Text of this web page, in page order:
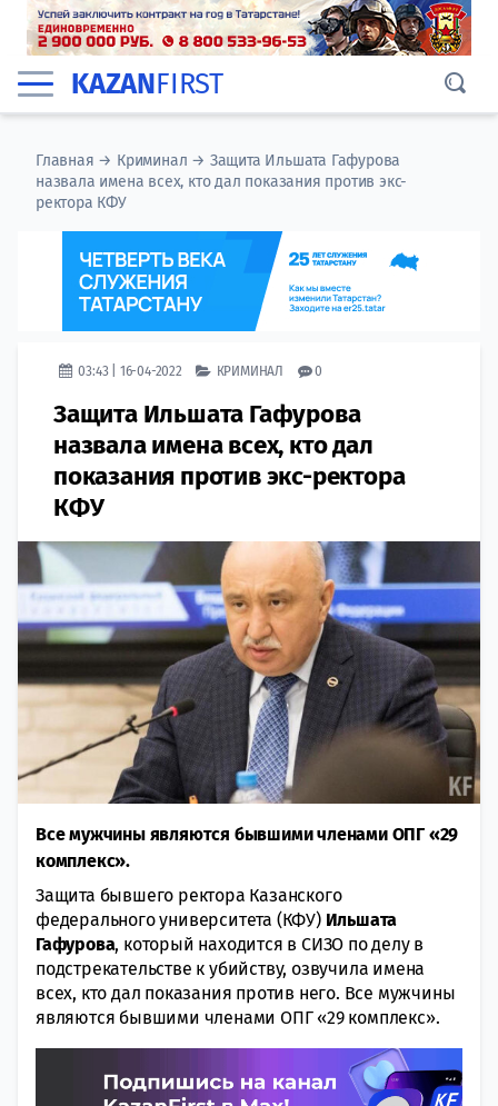
KAZANFIRST
Главная → Криминал → Защита Ильшата Гафурова
назвала имена всех, кто дал показания против экс-
ректора КФУ
03:43 | 16-04-2022 КРИМИНАЛ 0
Защита Ильшата Гафурова
назвала имена всех, кто дал
показания против экс-ректора
КФУ
Все мужчины являются бывшими членами ОПГ «29
комплекс».
Защита бывшего ректора Казанского
федерального университета (КФУ) Ильшата
Гафурова, который находится в СИЗО по делу в
подстрекательстве к убийству, озвучила имена
всех, кто дал показания против него. Все мужчины
являются бывшими членами ОПГ «29 комплекс».